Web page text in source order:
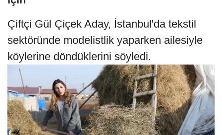
Çiftçi Gül Çiçek Aday, İstanbul'da tekstil
sektöründe modelistlik yaparken ailesiyle
köylerine döndüklerini söyledi.